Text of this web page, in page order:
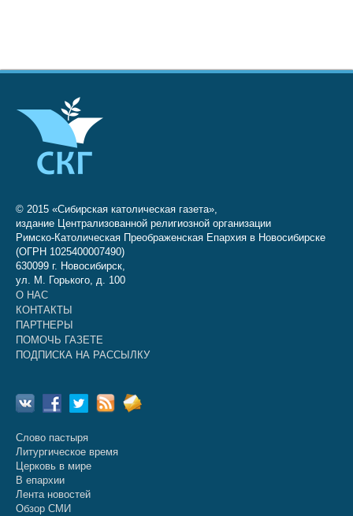
© 2015 «Сибирская католическая газета»,
издание Централизованной религиозной организации
Римско-Католическая Преображенская Епархия в Новосибирске
(ОГРН 1025400007490)
630099 г. Новосибирск,
ул. М. Горького, д. 100
О НАС
КОНТАКТЫ
ПАРТНЕРЫ
ПОМОЧЬ ГАЗЕТЕ
ПОДПИСКА НА РАССЫЛКУ
Слово пастыря
Литургическое время
Церковь в мире
В епархии
Лента новостей
Обзор СМИ